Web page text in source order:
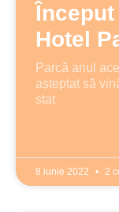
Hotel
Parcă anul
așteptat să
stat
8 iunie 2022 2